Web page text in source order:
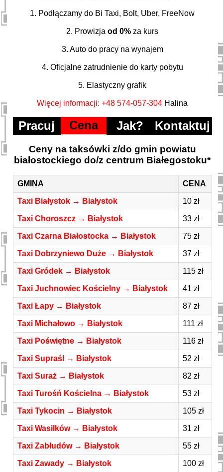
1. Podłączamy do Bi Taxi, Bolt, Uber, FreeNow
2. Prowizjaod 0% za kurs
3. Auto do pracy na wynajem
4. Oficjalne zatrudnienie do karty pobytu
5. Elastyczny grafik
Więcej informacji: +48 574-057-304 Halina
Pracuj Cena Jak? Kontaktuj
Ceny na taksówki z/do gmin powiatu
białostockiego do/z centrum Białegostoku*
GMINA CENA
Taxi Białystok → Białystok 10 zł
Taxi Choroszcz → Białystok 33 zł
Taxi Czarna Białostocka → Białystok 75 zł
Taxi Dobrzyniewo Duże → Białystok 37 zł
Taxi Gródek → Białystok 115 zł
Taxi Juchnowiec Kościelny → Białystok 41 zł
Taxi Łapy → Białystok 87 zł
Taxi Michałowo → Białystok 111 zł
Taxi Poświętne → Białystok 116 zł
Taxi Supraśl → Białystok 52 zł
Taxi Suraż → Białystok 82 zł
Taxi Turośń Kościelna → Białystok 53 zł
Taxi Tykocin → Białystok 105 zł
Taxi Wasilków → Białystok 31 zł
Taxi Zabłudów → Białystok 55 zł
Taxi Zawady → Białystok 100 zł